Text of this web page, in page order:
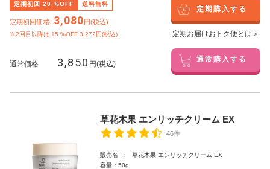
定期初回 20 %OFF 送料無料
定期初回価格: 3,080円(税込)
※2回目以降は 15 %OFF 3,272円(税込)
定期購入する
定期お届けおトク便とは＞
通常価格 3,850 円(税込) 通常購入する
草花木果 エンリッチクリーム EX
46件
販売名 : 草花木果 エンリッチクリーム EX
容量：50g